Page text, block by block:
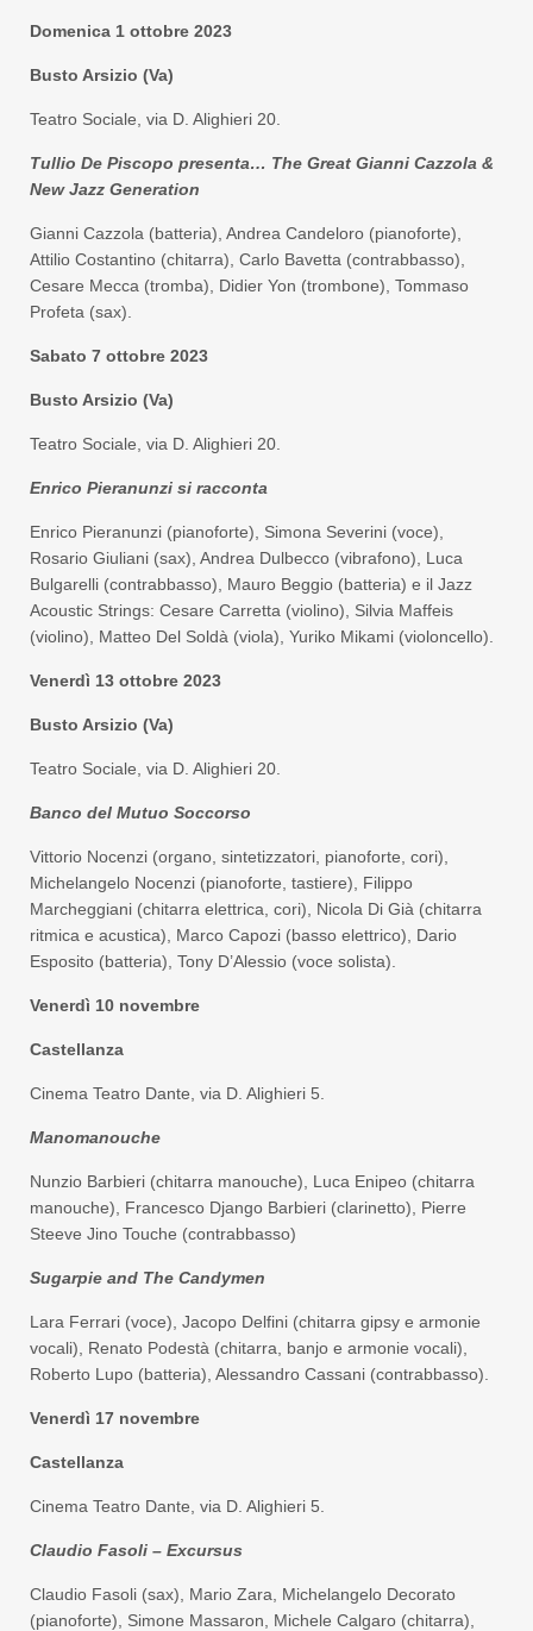
Domenica 1 ottobre 2023
Busto Arsizio (Va)
Teatro Sociale, via D. Alighieri 20.
Tullio De Piscopo presenta… The Great Gianni Cazzola &
New Jazz Generation
Gianni Cazzola (batteria), Andrea Candeloro (pianoforte),
Attilio Costantino (chitarra), Carlo Bavetta (contrabbasso),
Cesare Mecca (tromba), Didier Yon (trombone), Tommaso
Profeta (sax).
Sabato 7 ottobre 2023
Busto Arsizio (Va)
Teatro Sociale, via D. Alighieri 20.
Enrico Pieranunzi si racconta
Enrico Pieranunzi (pianoforte), Simona Severini (voce),
Rosario Giuliani (sax), Andrea Dulbecco (vibrafono), Luca
Bulgarelli (contrabbasso), Mauro Beggio (batteria) e il Jazz
Acoustic Strings: Cesare Carretta (violino), Silvia Maffeis
(violino), Matteo Del Soldà (viola), Yuriko Mikami (violoncello).
Venerdì 13 ottobre 2023
Busto Arsizio (Va)
Teatro Sociale, via D. Alighieri 20.
Banco del Mutuo Soccorso
Vittorio Nocenzi (organo, sintetizzatori, pianoforte, cori),
Michelangelo Nocenzi (pianoforte, tastiere), Filippo
Marcheggiani (chitarra elettrica, cori), Nicola Di Già (chitarra
ritmica e acustica), Marco Capozi (basso elettrico), Dario
Esposito (batteria), Tony D’Alessio (voce solista).
Venerdì 10 novembre
Castellanza
Cinema Teatro Dante, via D. Alighieri 5.
Manomanouche
Nunzio Barbieri (chitarra manouche), Luca Enipeo (chitarra
manouche), Francesco Django Barbieri (clarinetto), Pierre
Steeve Jino Touche (contrabbasso)
Sugarpie and The Candymen
Lara Ferrari (voce), Jacopo Delfini (chitarra gipsy e armonie
vocali), Renato Podestà (chitarra, banjo e armonie vocali),
Roberto Lupo (batteria), Alessandro Cassani (contrabbasso).
Venerdì 17 novembre
Castellanza
Cinema Teatro Dante, via D. Alighieri 5.
Claudio Fasoli – Excursus
Claudio Fasoli (sax), Mario Zara, Michelangelo Decorato
(pianoforte), Simone Massaron, Michele Calgaro (chitarra),